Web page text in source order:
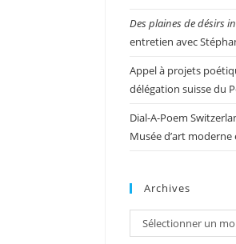
Des plaines de désirs
entretien avec
Appel à projets
délégation suisse du
Dial-A-Poem
Musée d’art
Archives
Sélectionner un